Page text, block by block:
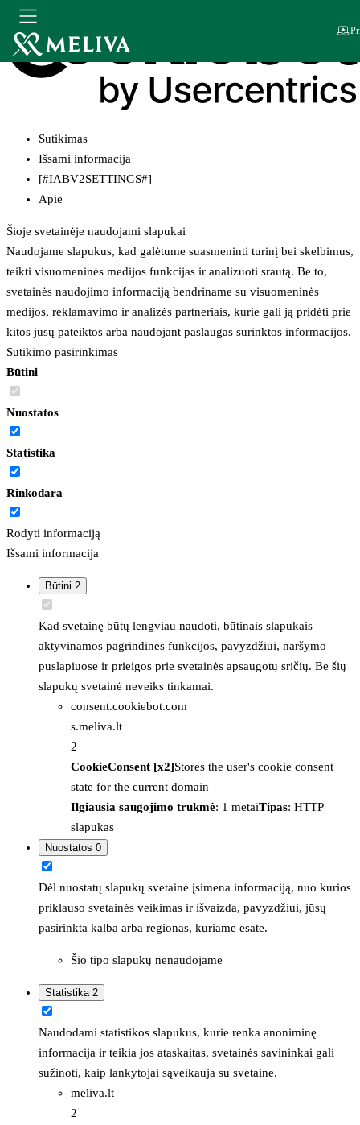
Sutikimas
Išsami informacija
[#IABV2SETTINGS#]
Apie
Šioje svetainėje naudojami slapukai
Naudojame slapukus, kad galėtume suasmeninti turinį bei skelbimus,
teikti visuomeninės medijos funkcijas ir analizuoti srautą. Be to,
svetainės naudojimo informaciją bendriname su visuomeninės
medijos, reklamavimo ir analizės partneriais, kurie gali ją pridėti prie
kitos jūsų pateiktos arba naudojant paslaugas surinktos informacijos.
Sutikimo pasirinkimas
Būtini
Nuostatos
Statistika
Rinkodara
Rodyti informaciją
Išsami informacija
Būtini 2
Kad svetainę būtų lengviau naudoti, būtinais slapukais
aktyvinamos pagrindinės funkcijos, pavyzdžiui, naršymo
puslapiuose ir prieigos prie svetainės apsaugotų sričių. Be šių
slapukų svetainė neveiks tinkamai.
consent.cookiebot.com
s.meliva.lt
2
CookieConsent [x2]Stores the user's cookie consent
state for the current domain
Ilgiausia saugojimo trukmė: 1 metaiTipas: HTTP
slapukas
Nuostatos 0
Dėl nuostatų slapukų svetainė įsimena informaciją, nuo kurios
priklauso svetainės veikimas ir išvaizda, pavyzdžiui, jūsų
pasirinkta kalba arba regionas, kuriame esate.
Šio tipo slapukų nenaudojame
Statistika 2
Naudodami statistikos slapukus, kurie renka anoniminę
informacija ir teikia jos ataskaitas, svetainės savininkai gali
sužinoti, kaip lankytojai sąveikauja su svetaine.
meliva.lt
2